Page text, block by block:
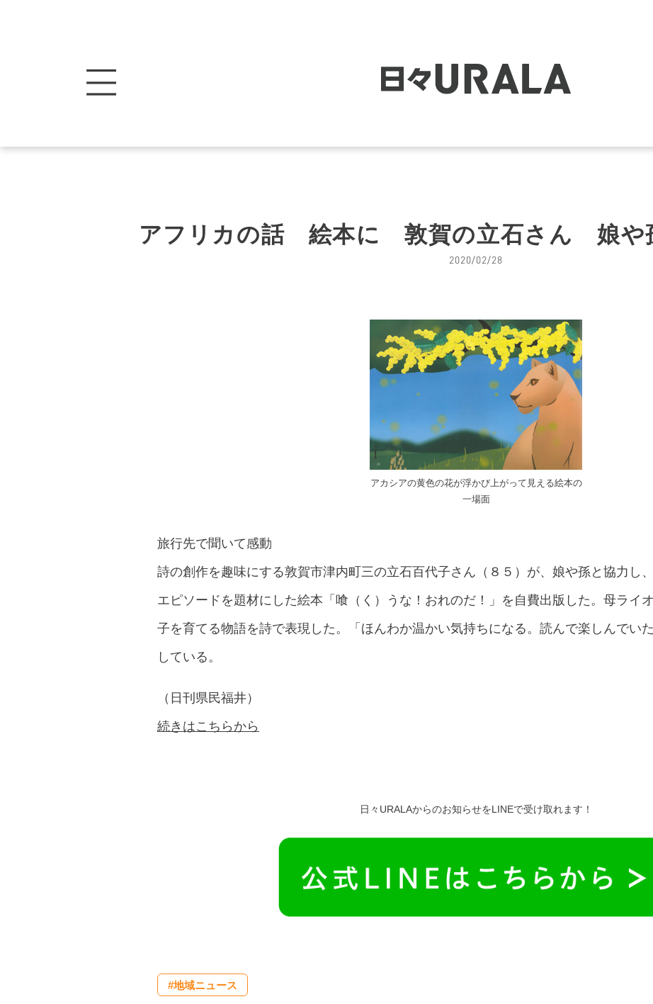
アフリカの話 絵本に 敦賀の立石さん 娘や
2020/02/28
アカシアの黄色の花が浮かび上がって見える絵本の
一場面
旅行先で聞いて感動
詩の創作を趣味にする敦賀市津内町三の立石百代子さん（８５）が、娘や孫と協力し
エピソードを題材にした絵本「喰（く）うな！おれのだ！」を自費出版した。母ライ
子を育てる物語を詩で表現した。「ほんわか温かい気持ちになる。読んで楽しんでい
している。
（日刊県民福井）
続きはこちらから
日々URALAからのお知らせをLINEで受け取れます！
#地域ニュース